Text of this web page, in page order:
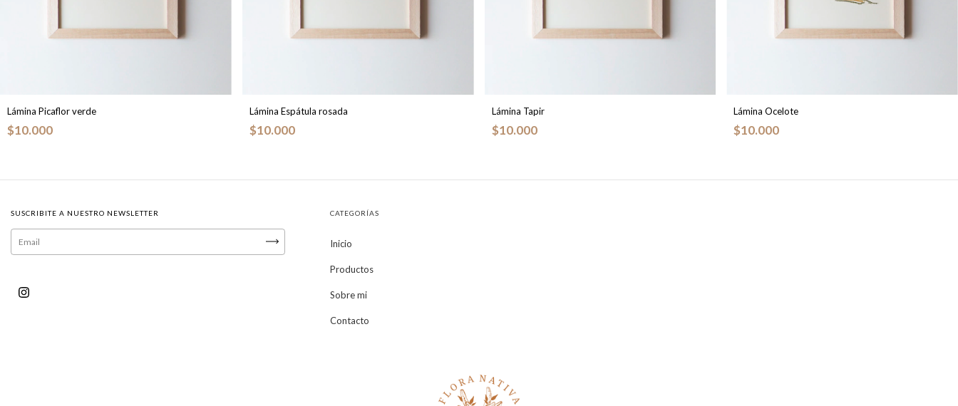
Lámina Picaflor verde
$10.000
Lámina Espátula rosada
$10.000
Lámina Tapir
$10.000
Lámina Ocelote
$10.000
SUSCRIBITE A NUESTRO NEWSLETTER CATEGORÍAS
Inicio
Productos
Sobre mi
Contacto